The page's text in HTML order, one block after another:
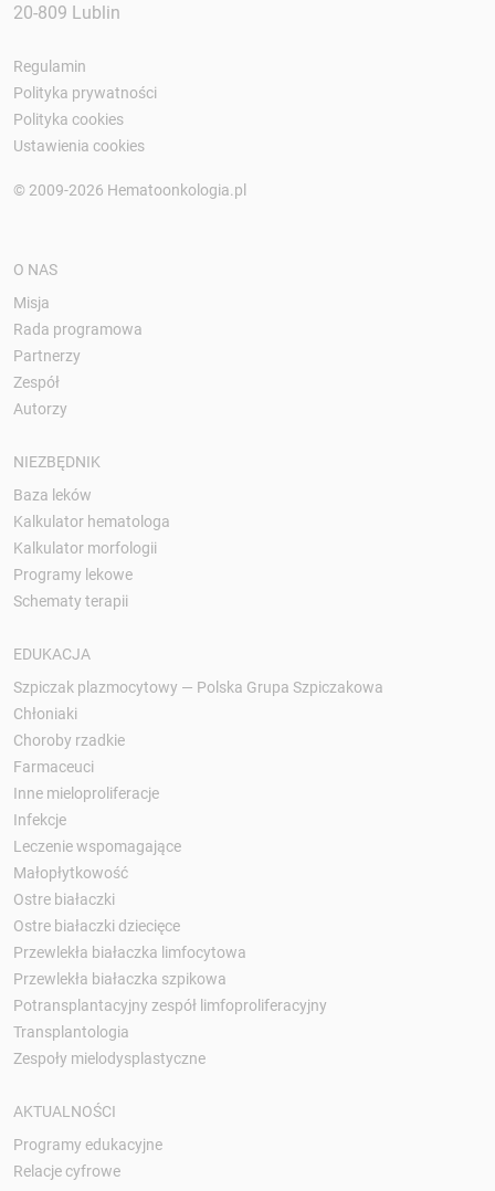
20-809 Lublin
Regulamin
Polityka prywatności
Polityka cookies
Ustawienia cookies
© 2009-2026 Hematoonkologia.pl
O NAS
Misja
Rada programowa
Partnerzy
Zespół
Autorzy
NIEZBĘDNIK
Baza leków
Kalkulator hematologa
Kalkulator morfologii
Programy lekowe
Schematy terapii
EDUKACJA
Szpiczak plazmocytowy — Polska Grupa Szpiczakowa
Chłoniaki
Choroby rzadkie
Farmaceuci
Inne mieloproliferacje
Infekcje
Leczenie wspomagające
Małopłytkowość
Ostre białaczki
Ostre białaczki dziecięce
Przewlekła białaczka limfocytowa
Przewlekła białaczka szpikowa
Potransplantacyjny zespół limfoproliferacyjny
Transplantologia
Zespoły mielodysplastyczne
AKTUALNOŚCI
Programy edukacyjne
Relacje cyfrowe